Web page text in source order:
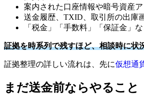
案内された口座情報や暗号資産ア
送金履歴、TXID、取引所の出庫
「税金」「手数料」「保証金」
証拠を時系列で残すほど、相談時に状
証拠整理の詳しい流れは、先に仮想通
まだ送金前ならやること